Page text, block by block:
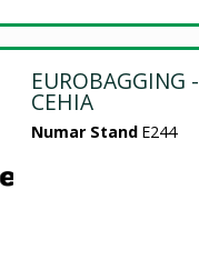
EUROBAGGING -
CEHIA
Numar Stand E244